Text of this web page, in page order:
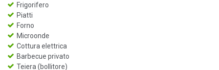
Frigorifero
Piatti
Forno
Microonde
Cottura elettrica
Barbecue privato
Teiera (bollitore)